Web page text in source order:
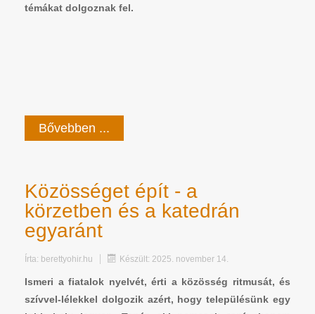
témákat dolgoznak fel.
Bővebben ...
Közösséget épít - a
körzetben és a katedrán
egyaránt
Írta: berettyohir.hu Készült: 2025. november 14.
Ismeri a fiatalok nyelvét, érti a közösség ritmusát, és
szívvel-lélekkel dolgozik azért, hogy településünk egy